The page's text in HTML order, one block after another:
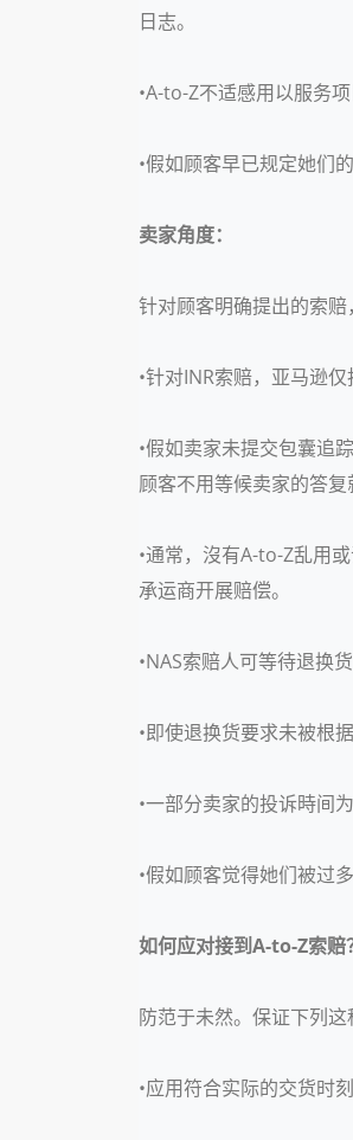
日志。
•A-to-Z不适感用以服务
•假如顾客早已规定她们
卖家角度：
针对顾客明确提出的索赔
•针对INR索赔，亚马逊
•假如卖家未提交包囊追
顾客不用等候卖家的答复
•通常，沒有A-to-Z乱用
承运商开展赔偿。
•NAS索赔人可等待退换
•即使退换货要求未被根
•一部分卖家的投诉時间
•假如顾客觉得她们被过
如何应对接到A-to-Z索赔
防范于未然。保证下列
•应用符合实际的交货时